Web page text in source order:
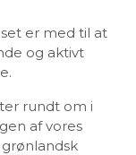
er med til at
og aktivt
rundt om i
af vores